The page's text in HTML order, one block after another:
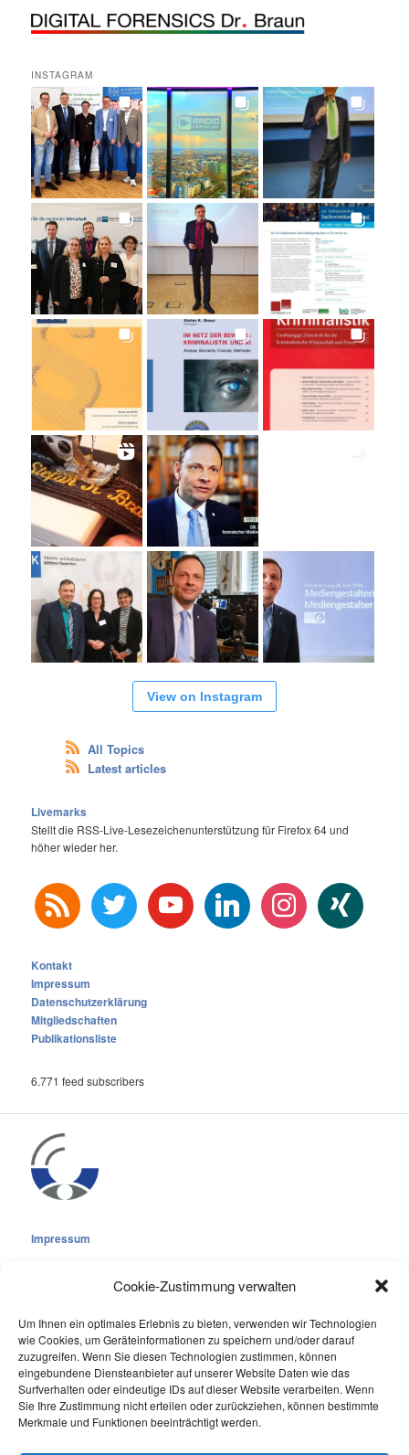
Cookie-Zustimmung verwalten
Um Ihnen ein optimales Erlebnis zu bieten, verwenden wir Technologien
wie Cookies, um Geräteinformationen zu speichern und/oder darauf
zuzugreifen. Wenn Sie diesen Technologien zustimmen, können
eingebundene Diensteanbieter auf unserer Website Daten wie das
Surfverhalten oder eindeutige IDs auf dieser Website verarbeiten. Wenn
Sie Ihre Zustimmung nicht erteilen oder zurückziehen, können bestimmte
Merkmale und Funktionen beeinträchtigt werden.
INSTAGRAM
View on Instagram
All Topics
Latest articles
Livemarks
Stellt die RSS-Live-Lesezeichenunterstützung für Firefox 64 und
höher wieder her.
rss twitter youtube linkedin instagram xing
Kontakt
Impressum
Datenschutzerklärung
Mitgliedschaften
Publikationsliste
6.771 feed subscribers
Impressum
Cookie-Richtlinie (EU)
Datenschutzerklärung
Online Visitors:0